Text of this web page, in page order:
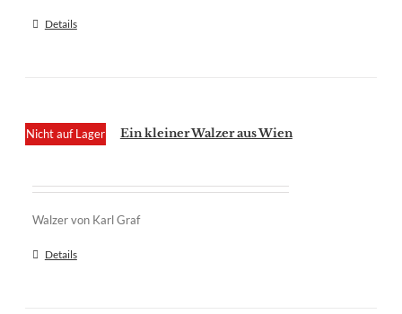
Details
Nicht auf Lager Ein kleiner Walzer aus Wien
Walzer von Karl Graf
Details